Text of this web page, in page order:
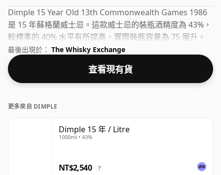
Dimple 15 Year Old 13th Commonwealth Games 1986
是 15 年蘇格蘭威士忌。這款威士忌的裝瓶酒精度為 43%，
較標準的 40% 水平有所提高，實際裝瓶容量為 75 厘升。
最後出現於： The Whisky Exchange
查看現有貨
更多來自 DIMPLE
Dimple 15 年 / Litre
1000ml • 43%
NT$2,540 ?